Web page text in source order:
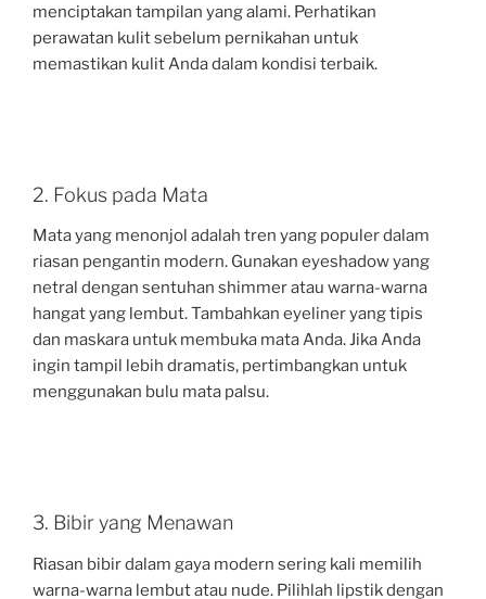
menciptakan tampilan yang alami. Perhatikan
perawatan kulit sebelum pernikahan untuk
memastikan kulit Anda dalam kondisi terbaik.
2. Fokus pada Mata
Mata yang menonjol adalah tren yang populer dalam
riasan pengantin modern. Gunakan eyeshadow yang
netral dengan sentuhan shimmer atau warna-warna
hangat yang lembut. Tambahkan eyeliner yang tipis
dan maskara untuk membuka mata Anda. Jika Anda
ingin tampil lebih dramatis, pertimbangkan untuk
menggunakan bulu mata palsu.
3. Bibir yang Menawan
Riasan bibir dalam gaya modern sering kali memilih
warna-warna lembut atau nude. Pilihlah lipstik dengan